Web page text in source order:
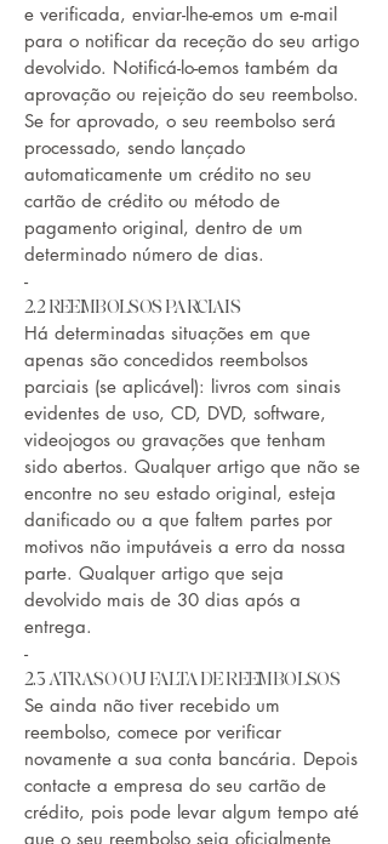
e verificada, enviar-lhe-emos um e-mail
para o notificar da receção do seu artigo
devolvido. Notificá-lo-emos também da
aprovação ou rejeição do seu reembolso.
Se for aprovado, o seu reembolso será
processado, sendo lançado
automaticamente um crédito no seu
cartão de crédito ou método de
pagamento original, dentro de um
determinado número de dias.
-
2.2 REEMBOLSOS PARCIAIS
Há determinadas situações em que
apenas são concedidos reembolsos
parciais (se aplicável): livros com sinais
evidentes de uso, CD, DVD, software,
videojogos ou gravações que tenham
sido abertos. Qualquer artigo que não se
encontre no seu estado original, esteja
danificado ou a que faltem partes por
motivos não imputáveis a erro da nossa
parte. Qualquer artigo que seja
devolvido mais de 30 dias após a
entrega.
-
2.3 ATRASO OU FALTA DE REEMBOLSOS
Se ainda não tiver recebido um
reembolso, comece por verificar
novamente a sua conta bancária. Depois
contacte a empresa do seu cartão de
crédito, pois pode levar algum tempo até
que o seu reembolso seja oficialmente